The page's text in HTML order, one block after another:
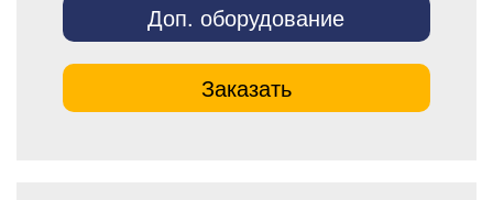
Доп. оборудование
Заказать